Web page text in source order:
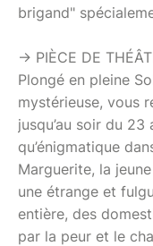
brigand"
-> PIÈCE DE
Plongé en pleine
mystérieuse, vous
jusqu’au soir du
qu’énigmatique
Marguerite, la
une étrange et
entière, des
par la peur et le